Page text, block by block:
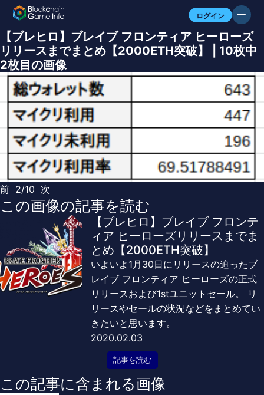
ログイン
【ブレヒロ】ブレイブ フロンティア ヒーローズ
リリースまでまとめ【2000ETH突破】 | 10枚中
2枚目の画像
前 2/10 次
この画像の記事を読む
【ブレヒロ】ブレイブ フロンテ
ィア ヒーローズリリースまでま
とめ【2000ETH突破】
いよいよ1月30日にリリースの迫ったブ
レイブ フロンティア ヒーローズの正式
リリースおよび1stユニットセール。 リ
リースやセールの状況などをまとめてい
きたいと思います。
2020.02.03
記事を読む
この記事に含まれる画像